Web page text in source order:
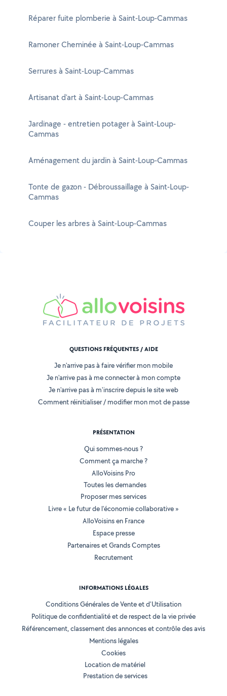
Réparer fuite plomberie à Saint-Loup-Cammas
Ramoner Cheminée à Saint-Loup-Cammas
Serrures à Saint-Loup-Cammas
Artisanat d'art à Saint-Loup-Cammas
Jardinage - entretien potager à Saint-Loup-
Cammas
Aménagement du jardin à Saint-Loup-Cammas
Tonte de gazon - Débroussaillage à Saint-Loup-
Cammas
Couper les arbres à Saint-Loup-Cammas
QUESTIONS FRÉQUENTES / AIDE
Je n'arrive pas à faire vérifier mon mobile
Je n'arrive pas à me connecter à mon compte
Je n'arrive pas à m'inscrire depuis le site web
Comment réinitialiser / modifier mon mot de passe
PRÉSENTATION
Qui sommes-nous ?
Comment ça marche ?
AlloVoisins Pro
Toutes les demandes
Proposer mes services
Livre « Le futur de l'économie collaborative »
AlloVoisins en France
Espace presse
Partenaires et Grands Comptes
Recrutement
INFORMATIONS LÉGALES
Conditions Générales de Vente et d'Utilisation
Politique de confidentialité et de respect de la vie privée
Référencement, classement des annonces et contrôle des avis
Mentions légales
Cookies
Location de matériel
Prestation de services